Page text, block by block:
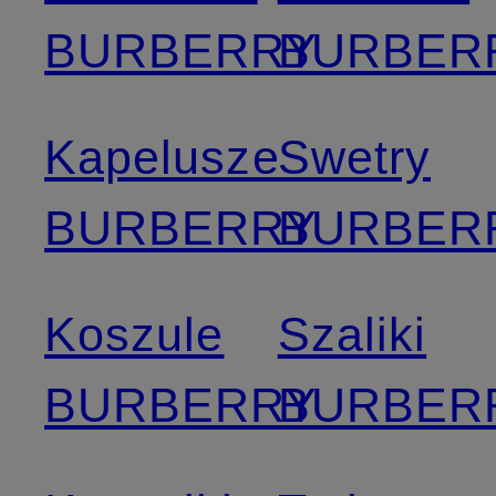
BURBERRY
Kapelusze
BURBERRY
Koszule
BURBERRY
Swetry
Szaliki